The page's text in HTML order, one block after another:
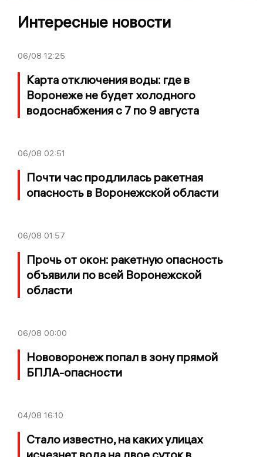
Интересные новости
06/08 12:25
Карта отключения воды: где в
Воронеже не будет холодного
водоснабжения с 7 по 9 августа
06/08 02:51
Почти час продлилась ракетная
опасность в Воронежской области
06/08 01:57
Прочь от окон: ракетную опасность
объявили по всей Воронежской
области
06/08 00:00
Нововоронеж попал в зону прямой
БПЛА-опасности
04/08 16:10
Стало известно, на каких улицах